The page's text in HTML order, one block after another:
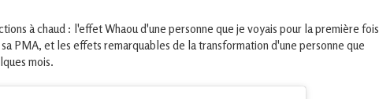
à chaud : l'effet Whaou d'une personne que je voyais pour la première fois
PMA, et les effets remarquables de la transformation d'une personne que
mois.